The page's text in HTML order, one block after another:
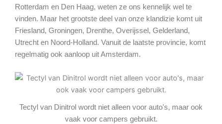
Rotterdam en Den Haag, weten ze ons kennelijk wel te
vinden. Maar het grootste deel van onze klandizie komt uit
Friesland, Groningen, Drenthe, Overijssel, Gelderland,
Utrecht en Noord-Holland. Vanuit de laatste provincie, komt
regelmatig ook aanloop uit Amsterdam.
Tectyl van Dinitrol wordt niet alleen voor auto's, maar ook
vaak voor campers gebruikt.